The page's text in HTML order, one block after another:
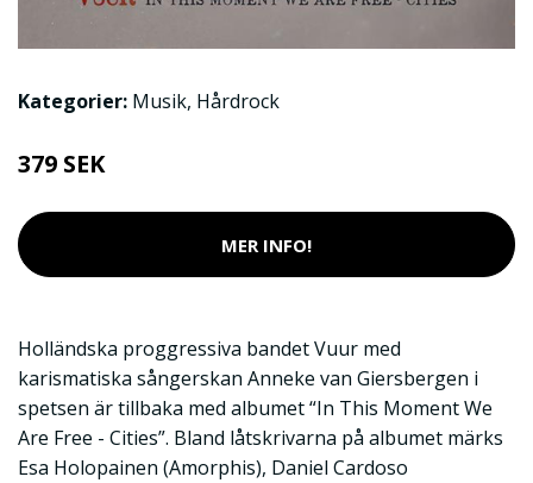
Kategorier: Musik, Hårdrock
379 SEK
MER INFO!
Holländska proggressiva bandet Vuur med
karismatiska sångerskan Anneke van Giersbergen i
spetsen är tillbaka med albumet “In This Moment We
Are Free - Cities”. Bland låtskrivarna på albumet märks
Esa Holopainen (Amorphis), Daniel Cardoso